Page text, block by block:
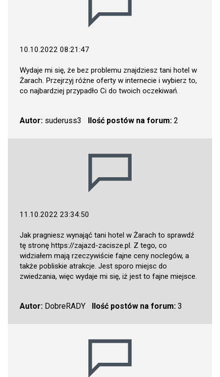
10.10.2022 08:21:47
Wydaje mi się, że bez problemu znajdziesz tani hotel w
Żarach. Przejrzyj różne oferty w internecie i wybierz to,
co najbardziej przypadło Ci do twoich oczekiwań.
Autor: suderuss3 Ilość postów na forum:2
11.10.2022 23:34:50
Jak pragniesz wynająć tani hotel w Żarach to sprawdź
tę stronę https://zajazd-zacisze.pl. Z tego, co
widziałem mają rzeczywiście fajne ceny noclegów, a
także pobliskie atrakcje. Jest sporo miejsc do
zwiedzania, więc wydaje mi się, iż jest to fajne miejsce.
Autor: DobreRADY Ilość postów na forum:3